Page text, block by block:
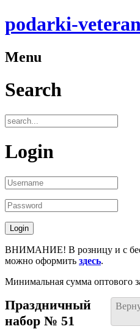
podarki-
Menu
Search
Login
ВНИМАНИЕ! В розницу и с
можно оформить здесь.
Минимальная сумма оптового
Праздничный
набор № 51